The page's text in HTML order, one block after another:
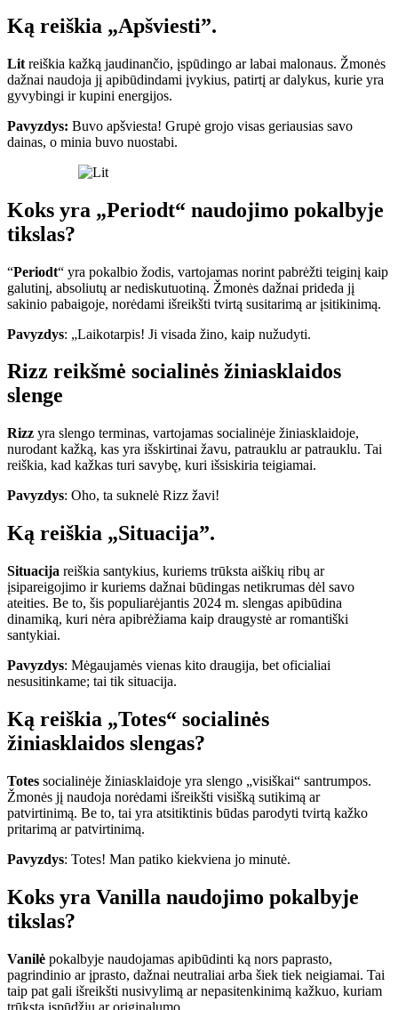
Ką reiškia „Apšviesti”.
Lit reiškia kažką jaudinančio, įspūdingo ar labai malonaus. Žmonės
dažnai naudoja jį apibūdindami įvykius, patirtį ar dalykus, kurie yra
gyvybingi ir kupini energijos.
Pavyzdys: Buvo apšviesta! Grupė grojo visas geriausias savo
dainas, o minia buvo nuostabi.
Koks yra „Periodt“ naudojimo pokalbyje
tikslas?
“Periodt“ yra pokalbio žodis, vartojamas norint pabrėžti teiginį kaip
galutinį, absoliutų ar nediskutuotiną. Žmonės dažnai prideda jį
sakinio pabaigoje, norėdami išreikšti tvirtą susitarimą ar įsitikinimą.
Pavyzdys: „Laikotarpis! Ji visada žino, kaip nužudyti.
Rizz reikšmė socialinės žiniasklaidos
slenge
Rizz yra slengo terminas, vartojamas socialinėje žiniasklaidoje,
nurodant kažką, kas yra išskirtinai žavu, patrauklu ar patrauklu. Tai
reiškia, kad kažkas turi savybę, kuri išsiskiria teigiamai.
Pavyzdys: Oho, ta suknelė Rizz žavi!
Ką reiškia „Situacija”.
Situacija reiškia santykius, kuriems trūksta aiškių ribų ar
įsipareigojimo ir kuriems dažnai būdingas netikrumas dėl savo
ateities. Be to, šis populiarėjantis 2024 m. slengas apibūdina
dinamiką, kuri nėra apibrėžiama kaip draugystė ar romantiški
santykiai.
Pavyzdys: Mėgaujamės vienas kito draugija, bet oficialiai
nesusitinkame; tai tik situacija.
Ką reiškia „Totes“ socialinės
žiniasklaidos slengas?
Totes socialinėje žiniasklaidoje yra slengo „visiškai“ santrumpos.
Žmonės jį naudoja norėdami išreikšti visišką sutikimą ar
patvirtinimą. Be to, tai yra atsitiktinis būdas parodyti tvirtą kažko
pritarimą ar patvirtinimą.
Pavyzdys: Totes! Man patiko kiekviena jo minutė.
Koks yra Vanilla naudojimo pokalbyje
tikslas?
Vanilė pokalbyje naudojamas apibūdinti ką nors paprasto,
pagrindinio ar įprasto, dažnai neutraliai arba šiek tiek neigiamai. Tai
taip pat gali išreikšti nusivylimą ar nepasitenkinimą kažkuo, kuriam
trūksta įspūdžių ar originalumo.